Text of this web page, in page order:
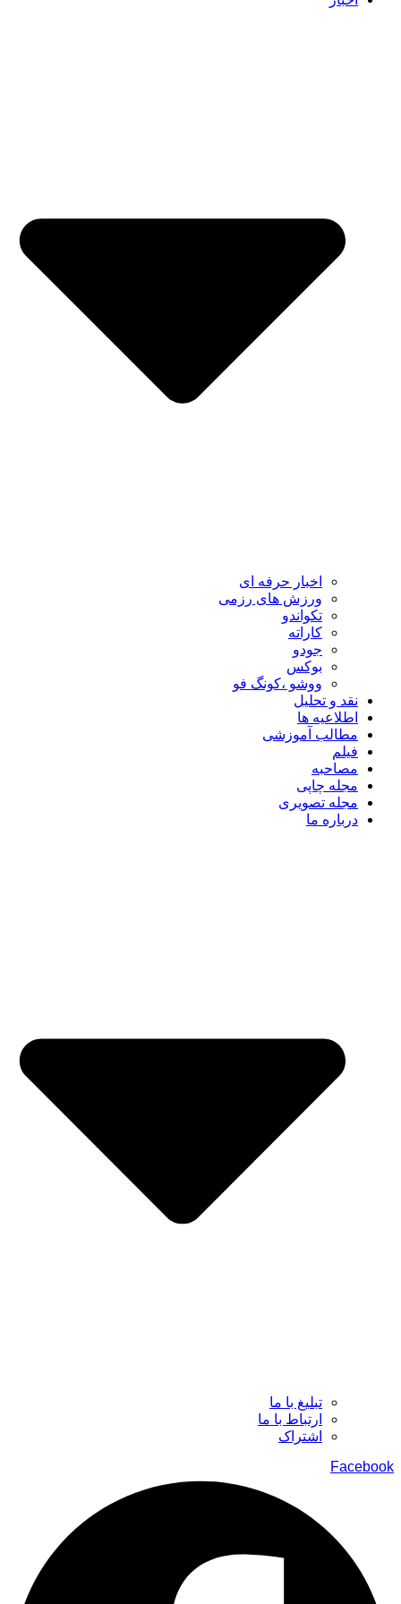
اخبار حرفه ای
ورزش های رزمی
تکواندو
کاراته
جودو
بوکس
ووشو ،کونگ فو
نقد و تحلیل
اطلاعیه ها
مطالب آموزشی
فیلم
مصاحبه
مجله چاپی
مجله تصویری
درباره ما
تبلیغ با ما
ارتباط با ما
اشتراک
Facebook